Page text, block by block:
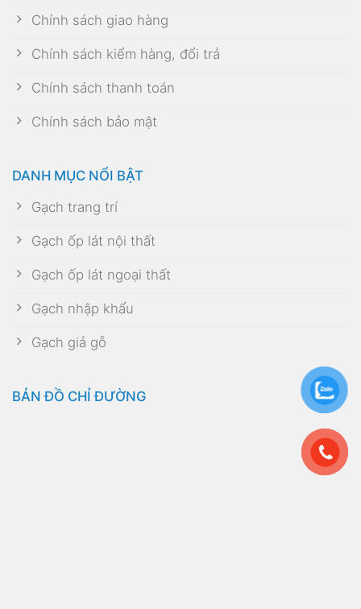
Chính sách giao hàng
Chính sách kiểm hàng, đổi trả
Chính sách thanh toán
Chính sách bảo mật
DANH MỤC NỔI BẬT
Gạch trang trí
Gạch ốp lát nội thất
Gạch ốp lát ngoại thất
Gạch nhập khẩu
Gạch giả gỗ
BẢN ĐỒ CHỈ ĐƯỜNG